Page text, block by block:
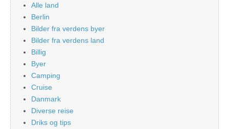
Alle land
Berlin
Bilder fra verdens byer
Bilder fra verdens land
Billig
Byer
Camping
Cruise
Danmark
Diverse reise
Driks og tips